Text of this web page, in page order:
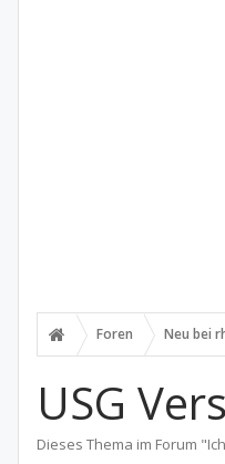
Foren Neu bei
USG
Dieses Thema im Forum "